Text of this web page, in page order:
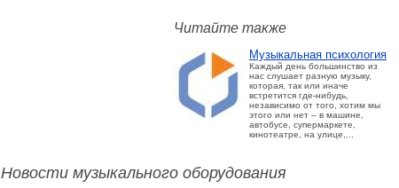
Читайте также
Музыкальная психология
Каждый день большинство из
нас слушает разную музыку,
которая, так или иначе
встретится где-нибудь,
независимо от того, хотим мы
этого или нет – в машине,
автобусе, супермаркете,
кинотеатре, на улице,...
Новости музыкального оборудования